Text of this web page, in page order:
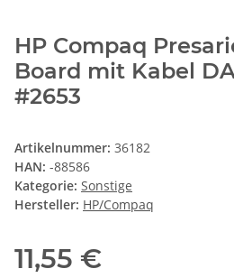
HP Compaq
Board mit Kabel
#2653
Artikelnummer: 36182
HAN: -88586
Kategorie: Sonstige
Hersteller: HP/Compaq
11,55 €